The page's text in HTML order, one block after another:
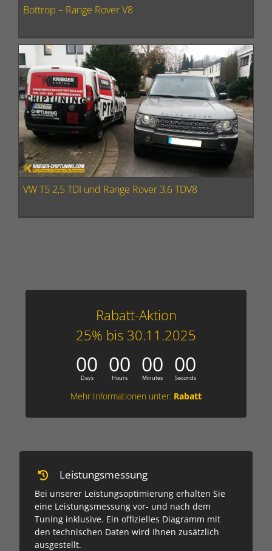
Bottrop – Range Rover V8
VW T5 2,5 TDI und Range Rover 3,6 TDV8
Rabatt-Aktion
25% bis 30.11.2025
00
Days
00
Hours
00
Minutes
00
Seconds
Mehr Informationen unter: Rabatt
Leistungs­messung
Bei unserer Leis­tungs­opti­mierung erhalten Sie
eine Leis­tungs­messung vor- und nach dem
Tuning inklusive. Ein offi­zielles Dia­gramm mit
den tech­nischen Daten wird Ihnen zusätz­lich
aus­gestellt.